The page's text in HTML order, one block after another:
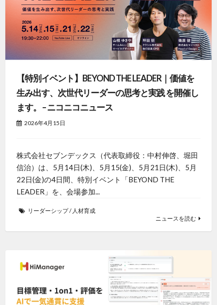
【特別イベント】BEYOND THE LEADER｜価値を
生み出す、次世代リーダーの思考と実践 を開催し
ます。 – ニコニコニュース
2026年4月15日
株式会社セブンデックス（代表取締役：中村伸啓、堀田
信治）は、5月14日(木)、5月15(金)、5月21日(木)、5月
22日(金)の4日間、特別イベント「BEYOND THE
LEADER」を、会場参加...
リーダーシップ/ 人材育成
ニュースを読む